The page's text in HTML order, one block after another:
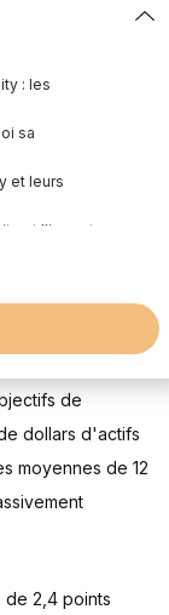
: les
sa
et leurs
et l'importance
indicateurs
: exemple
selon les
de
dollars d'actifs
moyennes de 12
de 2,4 points